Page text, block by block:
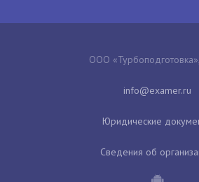
ООО
Юридические
Сведения об